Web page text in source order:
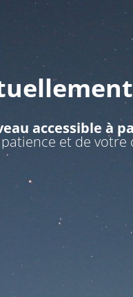
accessible à
et de votre